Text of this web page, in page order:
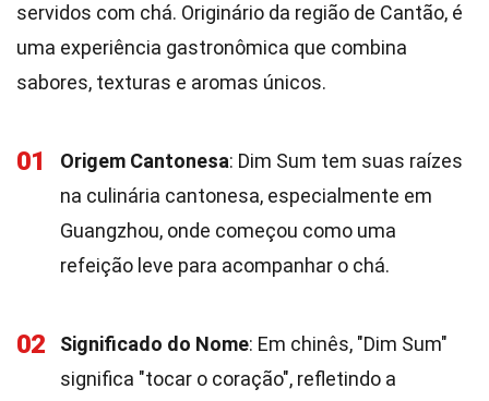
servidos com chá. Originário da região de Cantão, é
uma experiência gastronômica que combina
sabores, texturas e aromas únicos.
01 Origem Cantonesa: Dim Sum tem suas raízes
na culinária cantonesa, especialmente em
Guangzhou, onde começou como uma
refeição leve para acompanhar o chá.
02 Significado do Nome: Em chinês, "Dim Sum"
significa "tocar o coração", refletindo a